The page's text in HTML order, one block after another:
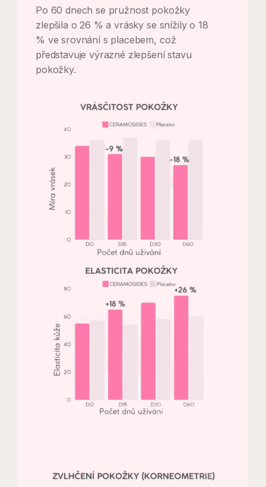
Po 60 dnech se pružnost pokožky
zlepšila o 26 % a vrásky se snížily o 18
% ve srovnání s placebem, což
představuje výrazné zlepšení stavu
pokožky.